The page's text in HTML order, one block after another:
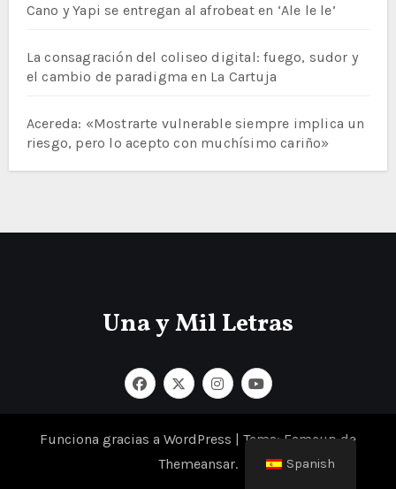
Cano y Yapi se entregan al afrobeat en ‘Ale le le’
La consagración del coliseo digital: fuego, sudor y
el cambio de paradigma en La Cartuja
Acereda: «Mostrarte vulnerable siempre implica un
riesgo, pero lo acepto con muchísimo cariño»
Una y Mil Letras
Funciona gracias a WordPress | Tema: Fameup de
Themeansar. Spanish